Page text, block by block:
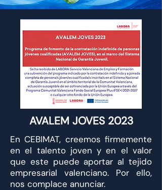
AVALEM JOVES 2023
En CEBIMAT, creemos firmemente
en el talento joven y en el valor
que este puede aportar al tejido
empresarial valenciano. Por ello,
nos complace anunciar.